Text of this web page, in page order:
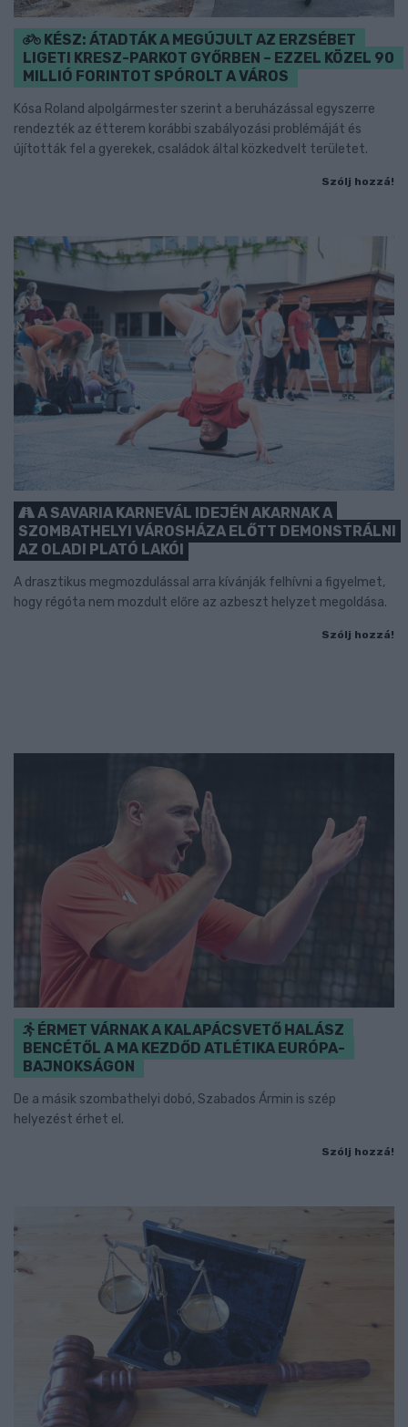
KÉSZ: ÁTADTÁK A MEGÚJULT AZ ERZSÉBET
LIGETI KRESZ-PARKOT GYŐRBEN – EZZEL KÖZEL 90
MILLIÓ FORINTOT SPÓROLT A VÁROS
Kósa Roland alpolgármester szerint a beruházással egyszerre
rendezték az étterem korábbi szabályozási problémáját és
újították fel a gyerekek, családok által közkedvelt területet.
Szólj hozzá!
A SAVARIA KARNEVÁL IDEJÉN AKARNAK A
SZOMBATHELYI VÁROSHÁZA ELŐTT DEMONSTRÁLNI
AZ OLADI PLATÓ LAKÓI
A drasztikus megmozdulással arra kívánják felhívni a figyelmet,
hogy régóta nem mozdult előre az azbeszt helyzet megoldása.
Szólj hozzá!
ÉRMET VÁRNAK A KALAPÁCSVETŐ HALÁSZ
BENCÉTŐL A MA KEZDŐD ATLÉTIKA EURÓPA-
BAJNOKSÁGON
De a másik szombathelyi dobó, Szabados Ármin is szép
helyezést érhet el.
Szólj hozzá!